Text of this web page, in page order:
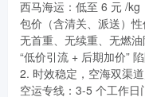
西马海运：低至 6 元 /
包价（含清关、派送）性
无首重、无续重、无燃
“低价引流 + 后期加价” 陷
2. 时效稳定，空海双渠
空运专线：3-5 个工作